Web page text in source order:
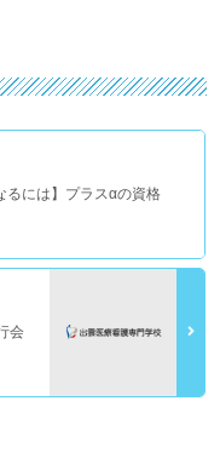
るには】プラスαの資格
会